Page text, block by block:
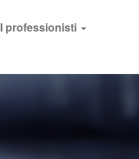
I professionisti